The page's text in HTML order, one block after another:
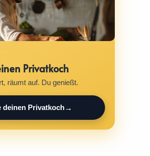
Privatkoch
räumt auf. Du genießt.
deinen Privatkoch